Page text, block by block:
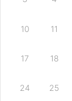
10 11
17 18
24 25